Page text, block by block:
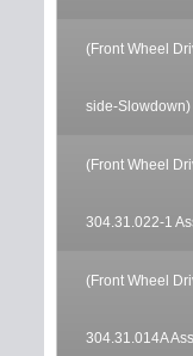
(Front Wheel
side-Slowdown)
(Front Wheel
304.31.022-1
(Front Wheel
304.31.014A